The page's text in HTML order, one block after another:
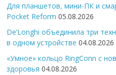
Для планшетов, мини-ПК и
Pocket Reform 05.08.2026
De’Longhi объединила три
в одном устройстве 04.08.2026
«Умное» кольцо RingConn с
здоровья 04.08.2026